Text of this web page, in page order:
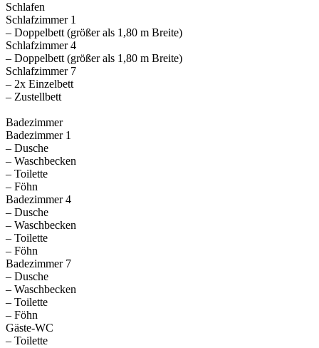
Schlafen
Schlafzimmer 1
– Doppelbett (größer als 1,80 m Breite)
Schlafzimmer 4
– Doppelbett (größer als 1,80 m Breite)
Schlafzimmer 7
– 2x Einzelbett
– Zustellbett
Badezimmer
Badezimmer 1
– Dusche
– Waschbecken
– Toilette
– Föhn
Badezimmer 4
– Dusche
– Waschbecken
– Toilette
– Föhn
Badezimmer 7
– Dusche
– Waschbecken
– Toilette
– Föhn
Gäste-WC
– Toilette